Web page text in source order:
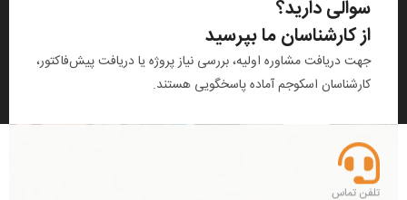
دارید؟
ما بپرسید
مشاوره اولیه، بررسی نیاز پروژه یا دریافت پیش‌فاکتور،
اسکوجم آماده پاسخگویی هستند.